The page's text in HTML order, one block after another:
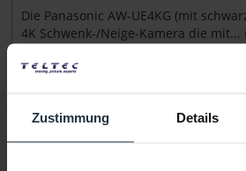
Zustimmung Details
Die Panasonic AW-UE4KG (mit
4K Schwenk-/Neige-Kamera die mit...
Zubehör